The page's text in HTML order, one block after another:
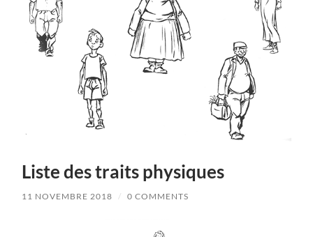
Liste des traits physiques
11 NOVEMBRE 2018 / 0 COMMENTS